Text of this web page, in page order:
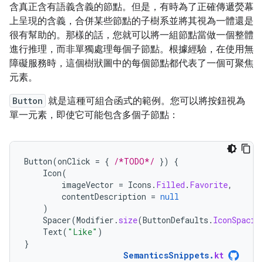
含真正含有語義含義的節點。但是，有時為了正確傳遞熒幕
上呈現的含義，合併某些節點的子樹系並將其視為一體還是
很有幫助的。那樣的話，您就可以將一組節點當做一個整體
進行推理，而非單獨處理每個子節點。根據經驗，在使用無
障礙服務時，這個樹狀圖中的每個節點都代表了一個可聚焦
元素。
Button 就是這種可組合函式的範例。您可以將按鈕視為
單一元素，即使它可能包含多個子節點：
Button(onClick = { /*TODO*/ })
{
Icon(
imageVector = Icons . Filled . Favorite,
contentDescription = null
)
Spacer(Modifier . size(ButtonDefaults .
Text( "Like" )
}
SemanticsSnippets. kt